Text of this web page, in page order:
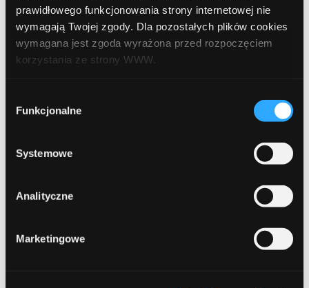
prawidłowego funkcjonowania strony internetowej nie
wymagają Twojej zgody. Dla pozostałych plików cookies
wymagana jest zgoda wyrażona przed rozpoczęciem
korzystania ze strony WWW.
formy korzystania z plików cookies. Więcej:
Polityka
zgody
Funkcjonalne
Systemowe
Analityczne
Marketingowe
Segmentacja wpływa bezpośrednio na poprawę wskaźników
takich jakopen rate,CTRoraz konwersja sprzedażowa.
Dzięki lepszemu dopasowaniu treści nawet mniejsza baza